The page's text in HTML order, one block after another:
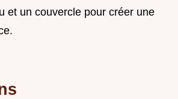
et un couvercle pour créer une